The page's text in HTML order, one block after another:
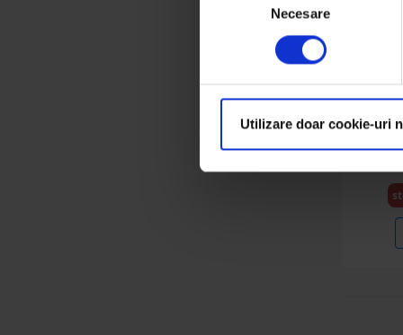
consimțământului
Necesare
Utilizare doar cookie-uri